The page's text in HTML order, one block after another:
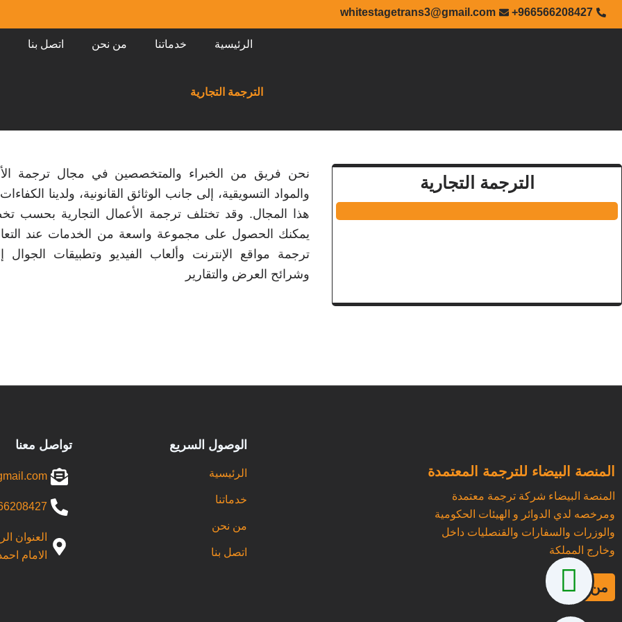
تخطي
إلى
966566208427+
whitestagetrans3@gmail.com
الرئيسية خدماتنا من نحن اتصل بنا
الترجمة التجارية
الترجمة التجارية
نحن فريق من الخبراء والمتخصصين في مجال ترجمة
والمواد التسويقية، إلى جانب الوثائق القانونية، ولدينا
هذا المجال. وقد تختلف ترجمة الأعمال التجارية بحسب
يمكنك الحصول على مجموعة واسعة من الخدمات عند
ترجمة مواقع الإنترنت وألعاب الفيديو وتطبيقات الجوال
وشرائح العرض والتقارير
المنصة البيضاء للترجمة المعتمدة
المنصة البيضاء شركة ترجمة معتمدة
ومرخصه لدي الدوائر و الهيئات الحكومية
والوزرات والسفارات والقنصليات داخل
وخارج المملكة
من نحن
الوصول السريع
الرئيسية
خدماتنا
من نحن
اتصل بنا
تواصل معنا
العنوان
الامام